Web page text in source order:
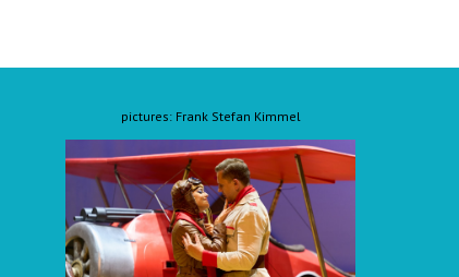
pictures: Frank Stefan Kimmel